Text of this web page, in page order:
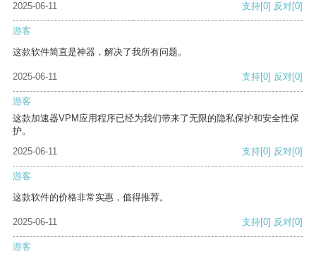
2025-06-11 支持[0] 反对[0]
游客
这款软件简直是神器，解决了我所有问题。
2025-06-11 支持[0] 反对[0]
游客
这款加速器VPM应用程序已经为我们带来了无限的隐私保护和安全性保
护。
2025-06-11
支持[0] 反对[0]
游客
这款软件的价格非常实惠，值得推荐。
2025-06-11 支持[0] 反对[0]
游客